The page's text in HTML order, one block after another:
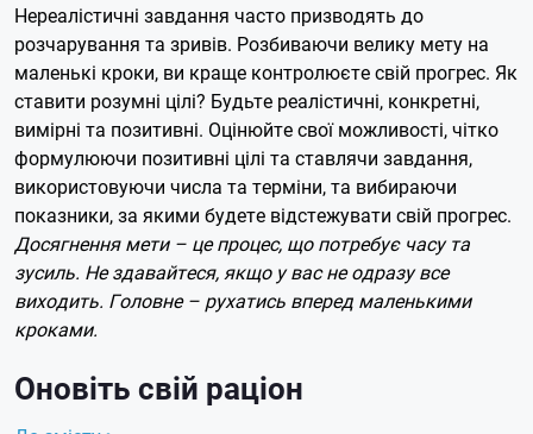
Нереалістичні завдання часто призводять до
розчарування та зривів. Розбиваючи велику мету на
маленькі кроки, ви краще контролюєте свій прогрес. Як
ставити розумні цілі? Будьте реалістичні, конкретні,
вимірні та позитивні. Оцінюйте свої можливості, чітко
формулюючи позитивні цілі та ставлячи завдання,
використовуючи числа та терміни, та вибираючи
показники, за якими будете відстежувати свій прогрес.
Досягнення мети – це процес, що потребує часу та
зусиль. Не здавайтеся, якщо у вас не одразу все
виходить. Головне – рухатись вперед маленькими
кроками.
Оновіть свій раціон